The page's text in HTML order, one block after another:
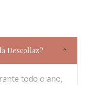
Descollaz?
todo o ano,